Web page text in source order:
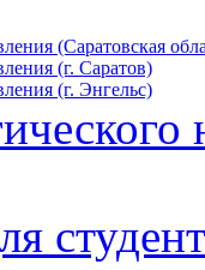
(Саратовская
(г. Саратов)
(г. Энгельс)